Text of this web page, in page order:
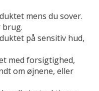
mens du sover.
brug.
på sensitiv hud,
med forsigtighed,
om øjnene, eller